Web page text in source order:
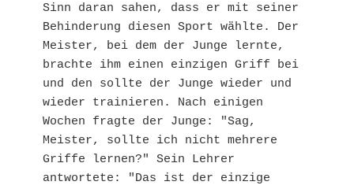
Sinn daran sahen, dass er mit seiner
Behinderung diesen Sport wählte. Der
Meister, bei dem der Junge lernte,
brachte ihm einen einzigen Griff bei
und den sollte der Junge wieder und
wieder trainieren. Nach einigen
Wochen fragte der Junge: "Sag,
Meister, sollte ich nicht mehrere
Griffe lernen?" Sein Lehrer
antwortete: "Das ist der einzige